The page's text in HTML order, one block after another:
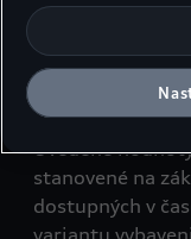
³Maximálny
Údaje v
Údaje
vozidla.
Uvedené
stanovené na
dostupných v